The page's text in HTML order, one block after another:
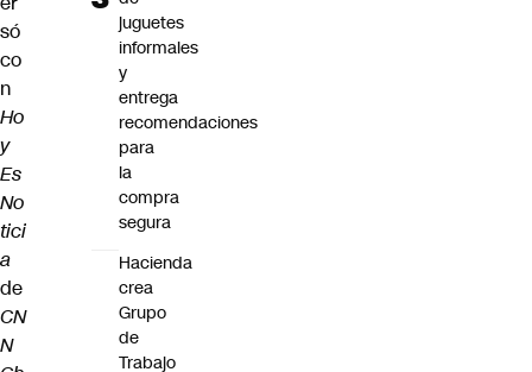
só
co
n
Ho
y
Es
No
tici
a
de
CN
N
juguetes
informales
y
entrega
recomendaciones
para
la
compra
segura
Hacienda
crea
Grupo
de
Trabajo